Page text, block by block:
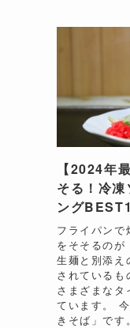
【2024年
そる！冷
ング
フライパンで
をそそるのが
生麺と別添え
されているも
さまざまなタ
ています。
きそば」で